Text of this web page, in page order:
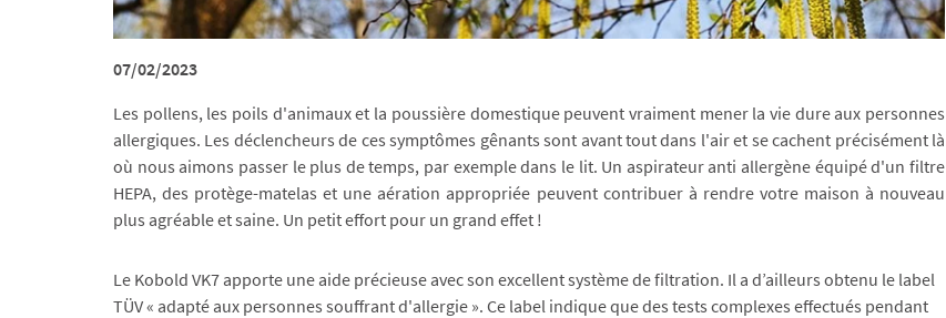
07/02/2023
Les pollens, les poils d'animaux et la poussière domestique peuvent vraiment mener la vie dure aux personnes
allergiques. Les déclencheurs de ces symptômes gênants sont avant tout dans l'air et se cachent précisément là
où nous aimons passer le plus de temps, par exemple dans le lit. Un aspirateur anti allergène équipé d'un filtre
HEPA, des protège-matelas et une aération appropriée peuvent contribuer à rendre votre maison à nouveau
plus agréable et saine. Un petit effort pour un grand effet !
Le Kobold VK7 apporte une aide précieuse avec son excellent système de filtration. Il a d’ailleurs obtenu le label
TÜV « adapté aux personnes souffrant d'allergie ». Ce label indique que des tests complexes effectués pendant